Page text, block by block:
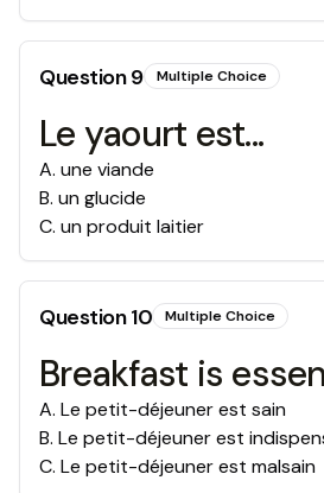
Question9 Multiple Choice
Le yaourt est...
A. une viande
B. un glucide
C. un produit laitier
Question10 Multiple Choice
Breakfast is
A. Le petit-déjeuner est sain
B. Le petit-déjeuner est
C. Le petit-déjeuner est malsain